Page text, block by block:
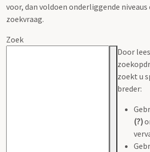
voor, dan voldoen onderliggende niveaus
zoekvraag.
Zoek
Door
zoekt u
breder:
(?)